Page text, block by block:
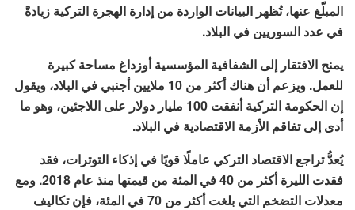
المبلّغ عنها، تُظهر البيانات الواردة من إدارة الهجرة التركية زيادةً
في عدد السوريين في البلاد.
يمنح الافتقار إلى الشفافية المؤسسية أوزداغ مساحة كبيرة
للعمل. ويزعم أن هناك أكثر من 10 ملايين أجنبي في البلاد، ويقول
إن الحكومة التركية أنفقت 100 مليار دولار على اللاجئين، وهو ما
أدى إلى تفاقم الأزمة الاقتصادية في البلاد.
يُعدُّ تراجع الاقتصاد التركي عاملًا قويًا في إذكاء التوترات، فقد
فقدت الليرة أكثر من 40 في المئة من قيمتها منذ عام 2018. ومع
معدلات التضخم التي بلغت أكثر من 70 في المئة، فإن تكاليف